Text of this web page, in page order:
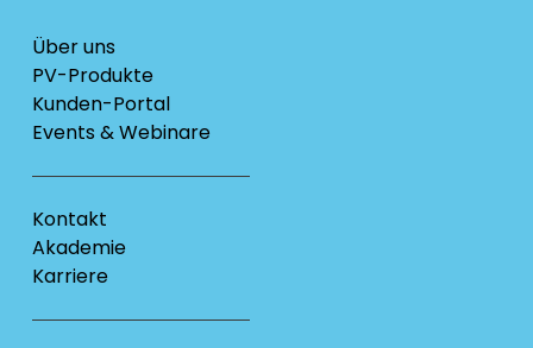
Über uns
PV-Produkte
Kunden-Portal
Events & Webinare
Kontakt
Akademie
Karriere